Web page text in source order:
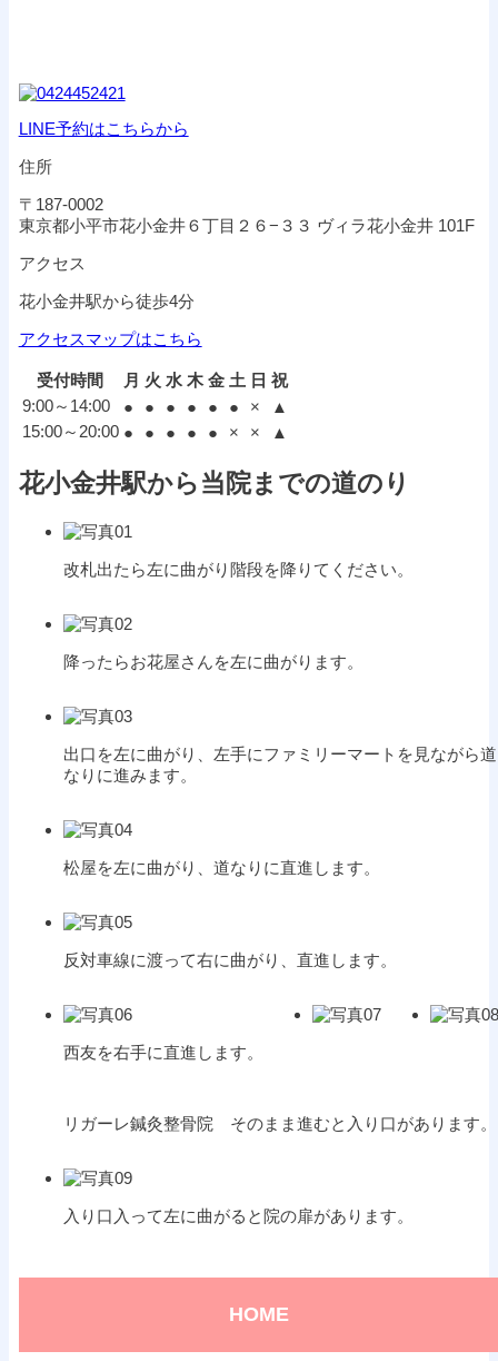
LINE予約はこちらから
住所
〒187-0002
東京都小平市花小金井６丁目２６−３３ ヴィラ花小金井 101F
アクセス
花小金井駅から徒歩4分
アクセスマップはこちら
受付時間 月 火 水 木 金 土 日 祝
9:00～14:00
● ● ● ● ● ● ×
▲
15:00～20:00 ● ● ● ● ● × × ▲
花小金井駅から当院までの道のり
改札出たら左に曲がり階段を降りてください。
降ったらお花屋さんを左に曲がります。
出口を左に曲がり、左手にファミリーマートを見ながら道
なりに進みます。
松屋を左に曲がり、道なりに直進します。
反対車線に渡って右に曲がり、直進します。
西友を右手に直進します。
リガーレ鍼灸整骨院 そのまま進むと入り口があります。
入り口入って左に曲がると院の扉があります。
HOME